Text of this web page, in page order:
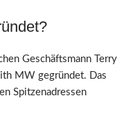
Geschäftsmann Terry
MW gegründet. Das
Spitzenadressen